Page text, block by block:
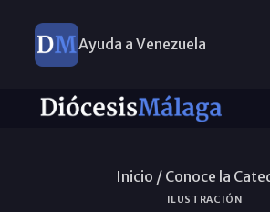
Ayuda a Venezuela
Inicio / Conoce la
ILUSTRACIÓN